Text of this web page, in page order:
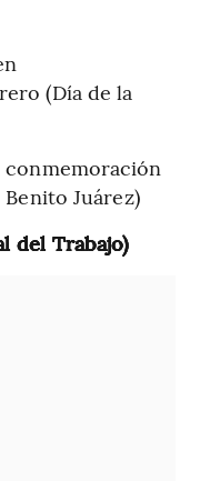
(Día de la
Juárez)
del Trabajo)